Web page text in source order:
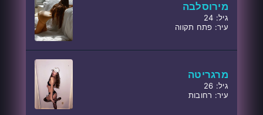
מירוסלבה
גיל: 24
עיר: פתח תקווה
מרגריטה
גיל: 26
עיר: רחובות